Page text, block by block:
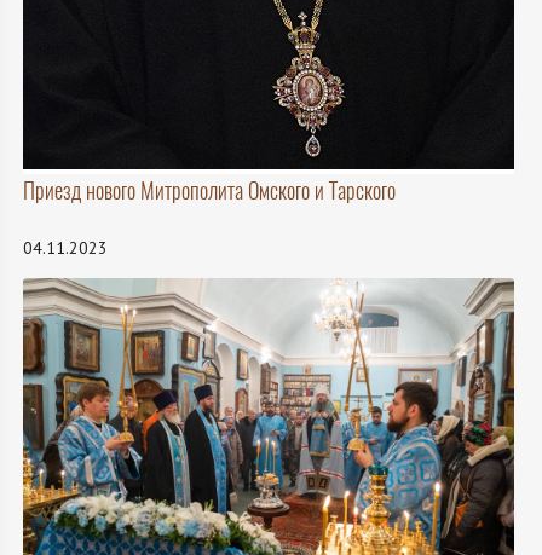
Приезд нового Митрополита Омского и Тарского
04.11.2023